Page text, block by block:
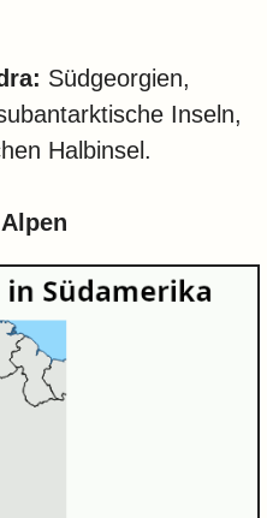
Südgeorgien,
Inseln,
Halbinsel.